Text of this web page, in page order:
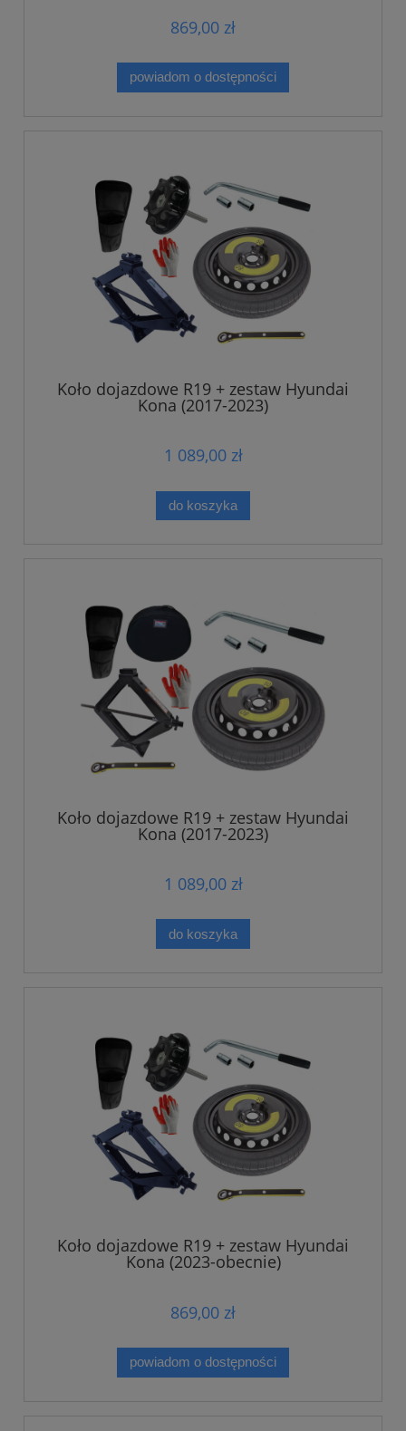
869,00 zł
powiadom o dostępności
Koło dojazdowe R19 + zestaw Hyundai
Kona (2017-2023)
1 089,00 zł
do koszyka
Koło dojazdowe R19 + zestaw Hyundai
Kona (2017-2023)
1 089,00 zł
do koszyka
Koło dojazdowe R19 + zestaw Hyundai
Kona (2023-obecnie)
869,00 zł
powiadom o dostępności